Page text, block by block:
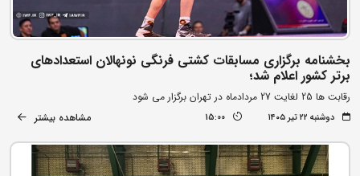
بخشنامه برگزاری مسابقات کشتی فرنگی نونهالان استعدادهای
برتر کشور اعلام شد؛
رقابت ها 25 لغایت 27 مردادماه در تهران برگزار می شود
دوشنبه ۲۲ تیر ۱۴۰۵ 15:00 مشاهده بیشتر